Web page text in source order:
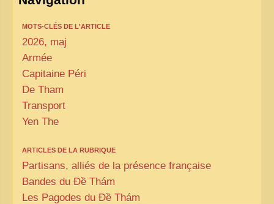
MOTS-CLÉS DE L'ARTICLE
2026, maj
Armée
Capitaine Péri
De Tham
Transport
Yen The
ARTICLES DE LA RUBRIQUE
Partisans, alliés de la présence française
Bandes du Đề Thám
Les Pagodes du Đề Thám